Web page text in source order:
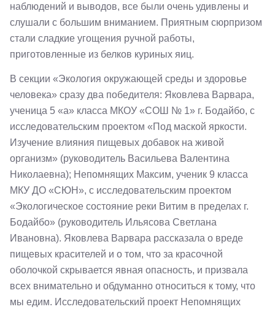
наблюдений и выводов, все были очень удивлены и
слушали с большим вниманием. Приятным сюрпризом
стали сладкие угощения ручной работы,
приготовленные из белков куриных яиц.
В секции «Экология окружающей среды и здоровье
человека» сразу два победителя: Яковлева Варвара,
ученица 5 «а» класса МКОУ «СОШ № 1» г. Бодайбо, с
исследовательским проектом «Под маской яркости.
Изучение влияния пищевых добавок на живой
организм» (руководитель Васильева Валентина
Николаевна); Непомнящих Максим, ученик 9 класса
МКУ ДО «СЮН», с исследовательским проектом
«Экологическое состояние реки Витим в пределах г.
Бодайбо» (руководитель Ильясова Светлана
Ивановна). Яковлева Варвара рассказала о вреде
пищевых красителей и о том, что за красочной
оболочкой скрывается явная опасность, и призвала
всех внимательно и обдуманно относиться к тому, что
мы едим. Исследовательский проект Непомнящих